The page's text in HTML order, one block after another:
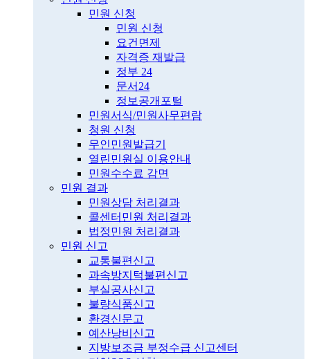
민원 신청
민원 신청
요건면제
자격증 재발급
정부 24
문서24
정보공개포털
민원서식/민원사무편람
청원 신청
무인민원발급기
열린민원실 이용안내
민원수수료 감면
민원 결과
민원상담 처리결과
콜센터민원 처리결과
법정민원 처리결과
민원 신고
교통불편신고
과속방지턱불편신고
부실공사신고
불량식품신고
환경신문고
예산낭비신고
지방보조금 부정수급 신고센터